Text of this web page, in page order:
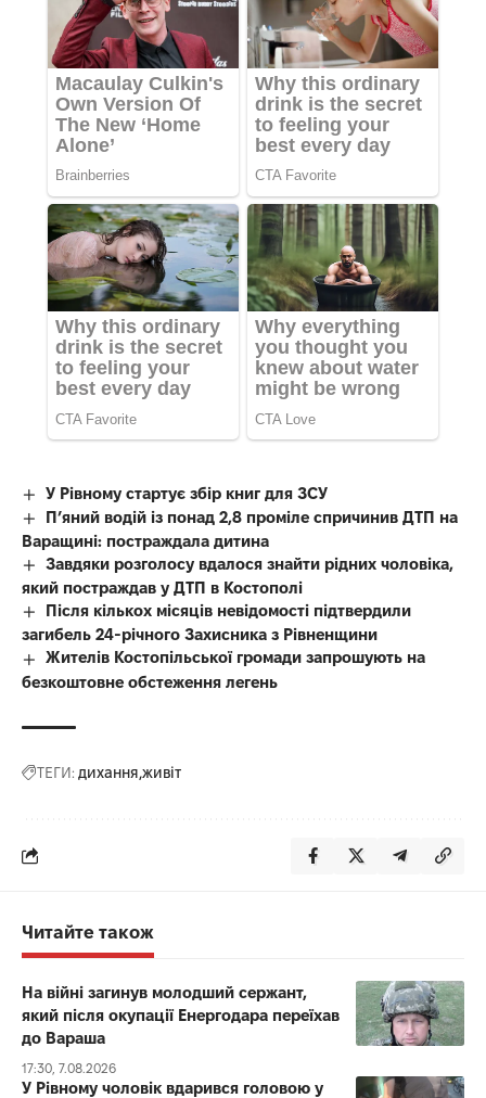
У Рівному стартує збір книг для ЗСУ
П’яний водій із понад 2,8 проміле спричинив ДТП на
Варащині: постраждала дитина
Завдяки розголосу вдалося знайти рідних чоловіка,
який постраждав у ДТП в Костополі
Після кількох місяців невідомості підтвердили
загибель 24-річного Захисника з Рівненщини
Жителів Костопільської громади запрошують на
безкоштовне обстеження легень
ТЕГИ: дихання живіт
Читайте також
На війні загинув молодший сержант,
який після окупації Енергодара переїхав
до Вараша
17:30, 7.08.2026
У Рівному чоловік вдарився головою у